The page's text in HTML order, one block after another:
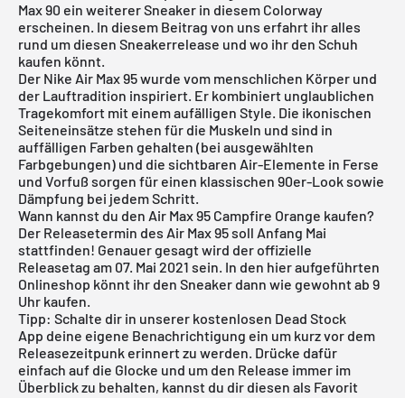
Max 90 ein weiterer Sneaker in diesem Colorway
erscheinen. In diesem Beitrag von uns erfahrt ihr alles
rund um diesen Sneakerrelease und wo ihr den Schuh
kaufen könnt.
Der Nike Air Max 95 wurde vom menschlichen Körper und
der Lauftradition inspiriert. Er kombiniert unglaublichen
Tragekomfort mit einem aufälligen Style. Die ikonischen
Seiteneinsätze stehen für die Muskeln und sind in
auffälligen Farben gehalten (bei ausgewählten
Farbgebungen) und die sichtbaren Air-Elemente in Ferse
und Vorfuß sorgen für einen klassischen 90er-Look sowie
Dämpfung bei jedem Schritt.
Wann kannst du den Air Max 95 Campfire Orange kaufen?
Der Releasetermin des Air Max 95 soll Anfang Mai
stattfinden! Genauer gesagt wird der offizielle
Releasetag am 07. Mai 2021 sein. In den hier aufgeführten
Onlineshop könnt ihr den Sneaker dann wie gewohnt ab 9
Uhr kaufen.
Tipp: Schalte dir in unserer kostenlosen Dead Stock
App deine eigene Benachrichtigung ein um kurz vor dem
Releasezeitpunk erinnert zu werden. Drücke dafür
einfach auf die Glocke und um den Release immer im
Überblick zu behalten, kannst du dir diesen als Favorit